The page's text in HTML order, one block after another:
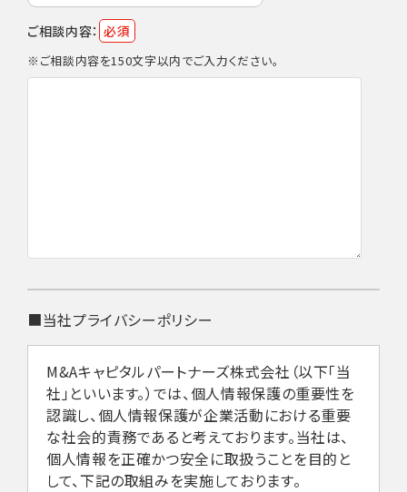
ご相談内容： 必須
※ご相談内容を150文字以内でご入力ください。
■当社プライバシーポリシー
M&Aキャピタルパートナーズ株式会社（以下「当
社」といいます。）では、個人情報保護の重要性を
認識し、個人情報保護が企業活動における重要
な社会的責務であると考えております。当社は、
個人情報を正確かつ安全に取扱うことを目的と
して、下記の取組みを実施しております。